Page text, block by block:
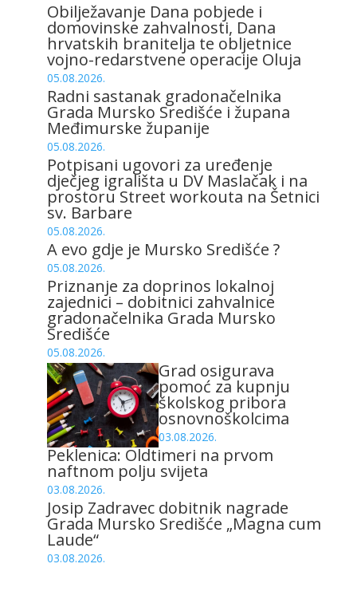
Obilježavanje Dana pobjede i
domovinske zahvalnosti, Dana
hrvatskih branitelja te obljetnice
vojno-redarstvene operacije Oluja
05.08.2026.
Radni sastanak gradonačelnika
Grada Mursko Središće i župana
Međimurske županije
05.08.2026.
Potpisani ugovori za uređenje
dječjeg igrališta u DV Maslačak i na
prostoru Street workouta na Šetnici
sv. Barbare
05.08.2026.
A evo gdje je Mursko Središće ?
05.08.2026.
Priznanje za doprinos lokalnoj
zajednici – dobitnici zahvalnice
gradonačelnika Grada Mursko
Središće
05.08.2026.
Grad osigurava
pomoć za kupnju
školskog pribora
osnovnoškolcima
03.08.2026.
Peklenica: Oldtimeri na prvom
naftnom polju svijeta
03.08.2026.
Josip Zadravec dobitnik nagrade
Grada Mursko Središće „Magna cum
Laude“
03.08.2026.